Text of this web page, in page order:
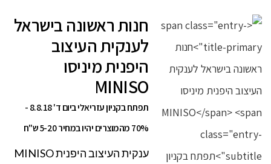
חנות ראשונה בישראל
לענקית העיצוב
היפנית מיניסו
MINISO
תפתח בקניון עזריאלי ביום ד' 8.8.18 -
70% מהמוצרים יהיו במחיר 5-20 ש"ח
ענקית העיצוב היפנית MINISO